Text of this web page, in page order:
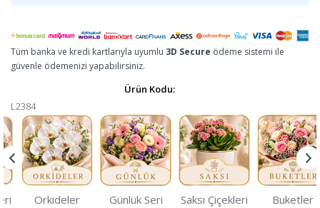
Tüm banka ve kredi kartlarıyla uyumlu 3D Secure ödeme sistemi ile
güvenle ödemenizi yapabilirsiniz.
Ürün Kodu:
L2384
Orkideler Günlük Seri Saksı Çiçekleri Buketler